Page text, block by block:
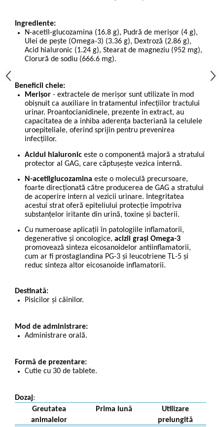
Ingrediente:
N-acetil-glucozamina (16.8 g), Pudră de merișor (4 g),
Ulei de pește (Omega-3) (3.36 g), Dextroză (2.86 g),
Acid hialuronic (1.24 g), Stearat de magneziu (952 mg),
Clorură de sodiu (666.6 mg).
Beneficii cheie:
Merișor - extractele de merișor sunt utilizate în mod
obișnuit ca auxiliare în tratamentul infecțiilor tractului
urinar. Proantocianidinele, prezente în extract, au
capacitatea de a inhiba aderența bacteriană la celulele
uroepiteliale, oferind sprijin pentru prevenirea
infecțiilor.
Acidul hialuronic este o componentă majoră a stratului
protector al GAG, care căptușește vezica internă.
N-acetilglucozamina este o moleculă precursoare,
foarte direcționată către producerea de GAG a stratului
de acoperire intern al vezicii urinare. Integritatea
acestui strat oferă epiteliului protecție împotriva
substanțelor iritante din urină, toxine și bacterii.
Cu numeroase aplicații în patologiile inflamatorii,
degenerative și oncologice, acizii grași Omega-3
promovează sinteza eicosanoidelor antiinflamatorii,
cum ar fi prostaglandina PG-3 și leucotriene TL-5 și
reduc sinteza altor eicosanoide inflamatorii.
Destinată:
Pisicilor și câinilor.
Mod de administrare:
Administrare orală.
Formă de prezentare:
Cutie cu 30 de tablete.
Dozaj:
Greutatea
animalelor
Prima lună
Utilizare
prelungită